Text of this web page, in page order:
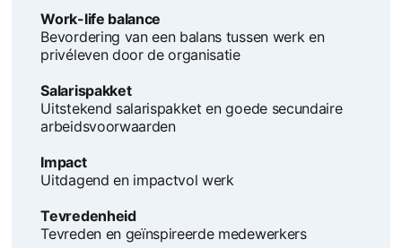
Work-life balance
Bevordering van een balans tussen werk en
privéleven door de organisatie
Salarispakket
Uitstekend salarispakket en goede secundaire
arbeidsvoorwaarden
Impact
Uitdagend en impactvol werk
Tevredenheid
Tevreden en geïnspireerde medewerkers